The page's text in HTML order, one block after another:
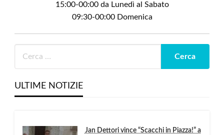
15:00-00:00 da Lunedì al Sabato
09:30-00:00 Domenica
ULTIME NOTIZIE
Jan Dettori vince “Scacchi in Piazza!” a